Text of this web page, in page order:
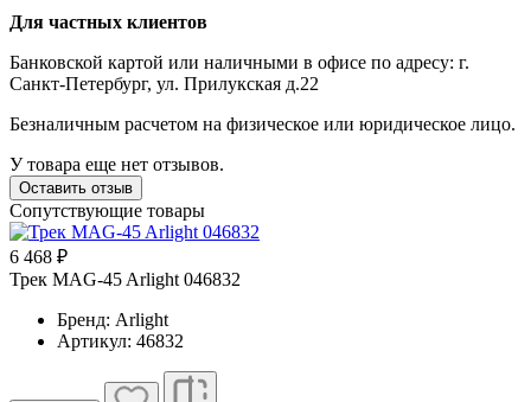
Для частных клиентов
Банковской картой или наличными в офисе по адресу: г.
Санкт-Петербург, ул. Прилукская д.22
Безналичным расчетом на физическое или юридическое лицо.
У товара еще нет отзывов.
Оставить отзыв
Сопутствующие товары
6 468 ₽
Трек MAG-45 Arlight 046832
Бренд: Arlight
Артикул: 46832